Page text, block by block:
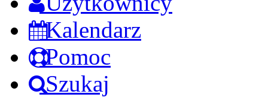
Kalendarz
Pomoc
Szukaj